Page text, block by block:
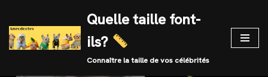
Skip
to
Quelle taille font-
ils?
Connaître la taille de vos célébrités